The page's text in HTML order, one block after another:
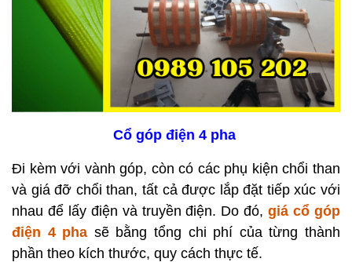
Cổ góp điện 4 pha
Đi kèm với vành góp, còn có các phụ kiện chổi than
và giá đỡ chổi than, tất cả được lắp đặt tiếp xúc với
nhau để lấy điện và truyền điện. Do đó,giácổ góp
điện 4 pha sẽ bằng tổng chi phí của từng thành
phần theo kích thước, quy cách thực tế.